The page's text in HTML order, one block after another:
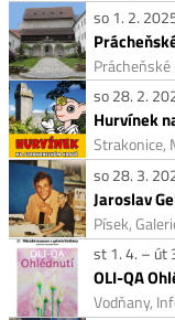
so 1. 2.
so 28. 2.
Hurvínek
Strakonice,
so 28. 3.
Jaroslav
Písek,
st 1. 4. – út
OLI-QA
Vodňany,